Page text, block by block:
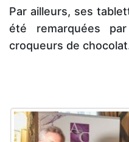
Par ailleurs, ses
été remarquées
croqueurs de